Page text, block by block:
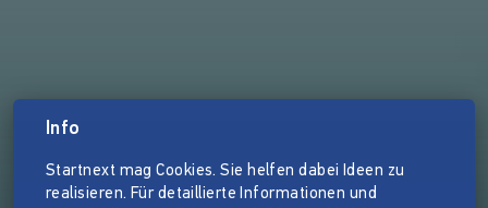
Info
Startnext mag Cookies. Sie helfen dabei Ideen zu
realisieren. Für detaillierte Informationen und